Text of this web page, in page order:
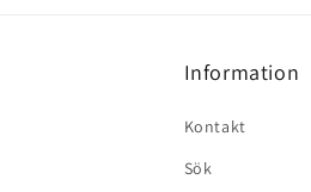
Information
Kontakt
Sök